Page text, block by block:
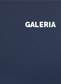
GALERIA